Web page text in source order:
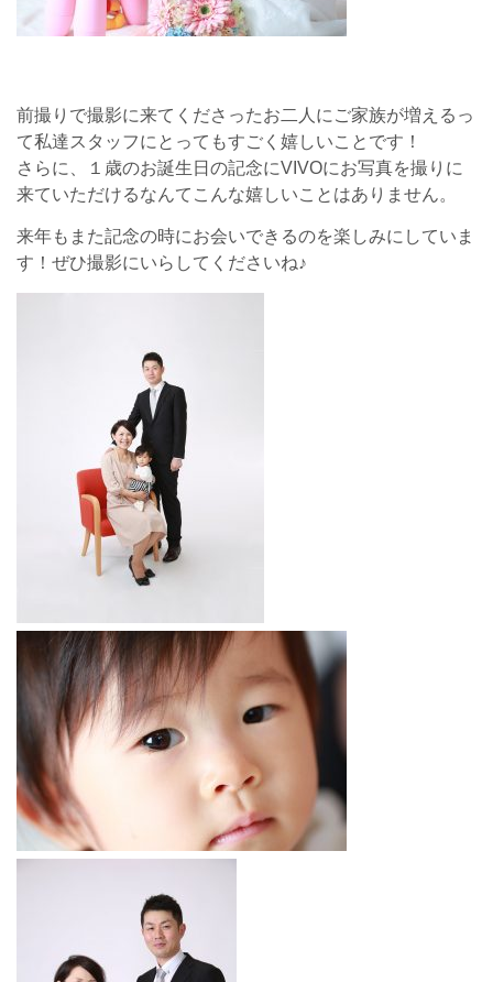
前撮りで撮影に来てくださったお二人にご家族が増えるっ
て私達スタッフにとってもすごく嬉しいことです！
さらに、１歳のお誕生日の記念にVIVOにお写真を撮りに
来ていただけるなんてこんな嬉しいことはありません。
来年もまた記念の時にお会いできるのを楽しみにしていま
す！ぜひ撮影にいらしてくださいね♪